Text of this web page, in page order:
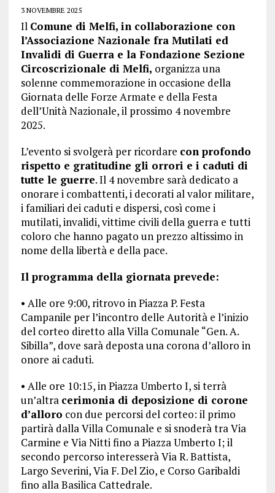
3 NOVEMBRE 2025
Il Comune di Melfi, in collaborazione con
l’Associazione Nazionale fra Mutilati ed
Invalidi di Guerra e la Fondazione Sezione
Circoscrizionale di Melfi, organizza una
solenne commemorazione in occasione della
Giornata delle Forze Armate e della Festa
dell’Unità Nazionale, il prossimo 4 novembre
2025.
L’evento si svolgerà per ricordare con profondo
rispetto e gratitudine gli orrori e i caduti di
tutte le guerre. Il 4 novembre sarà dedicato a
onorare i combattenti, i decorati al valor militare,
i familiari dei caduti e dispersi, così come i
mutilati, invalidi, vittime civili della guerra e tutti
coloro che hanno pagato un prezzo altissimo in
nome della libertà e della pace.
Il programma della giornata prevede:
• Alle ore 9:00, ritrovo in Piazza P. Festa
Campanile per l’incontro delle Autorità e l’inizio
del corteo diretto alla Villa Comunale “Gen. A.
Sibilla”, dove sarà deposta una corona d’alloro in
onore ai caduti.
• Alle ore 10:15, in Piazza Umberto I, si terrà
un’altra cerimonia di deposizione di corone
d’alloro con due percorsi del corteo: il primo
partirà dalla Villa Comunale e si snoderà tra Via
Carmine e Via Nitti fino a Piazza Umberto I; il
secondo percorso interesserà Via R. Battista,
Largo Severini, Via F. Del Zio, e Corso Garibaldi
fino alla Basilica Cattedrale.